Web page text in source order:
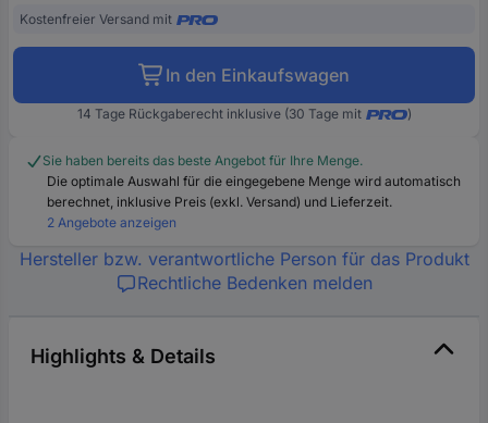
Kostenfreier Versand mit
In den Einkaufswagen
14 Tage Rückgaberecht inklusive (30 Tage mit )
Sie haben bereits das beste Angebot für Ihre Menge.
Die optimale Auswahl für die eingegebene Menge wird automatisch
berechnet, inklusive Preis (exkl. Versand) und Lieferzeit.
2 Angebote anzeigen
Hersteller bzw. verantwortliche Person für das Produkt
Rechtliche Bedenken melden
Highlights & Details